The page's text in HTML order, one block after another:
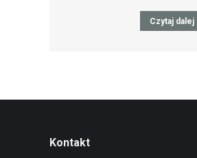
Czytaj dalej
Kontakt